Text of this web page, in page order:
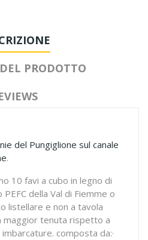
PRODOTTO
del Pungiglione sul canale
.
10 favi a cubo in legno di
della Val di Fiemme o
listellare e non a tavola
maggior tenuta rispetto a
composta da:·